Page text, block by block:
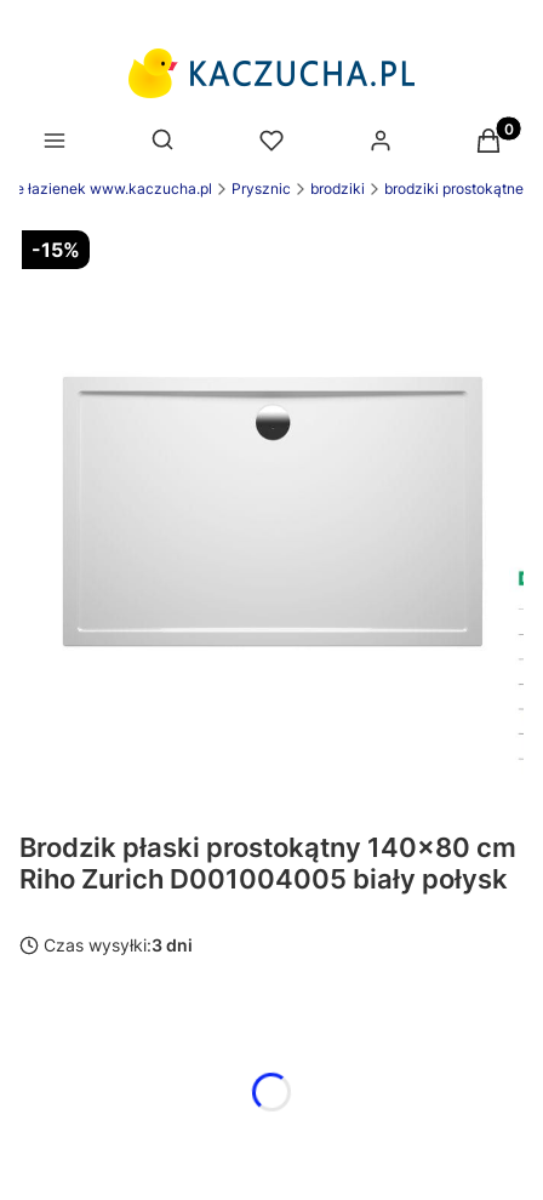
Otwórz wyszukiwarkę
łazienek www.kaczucha.pl Prysznic brodziki brodziki prostokątne
-15%
Brodzik płaski prostokątny 140x80 cm
Riho Zurich D001004005 biały połysk
Czas wysyłki:3 dni